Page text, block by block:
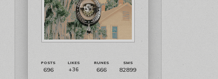
696 +36 666 82899